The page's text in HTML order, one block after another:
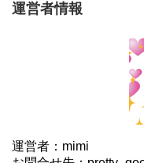
運営者情報
運営者：mimi